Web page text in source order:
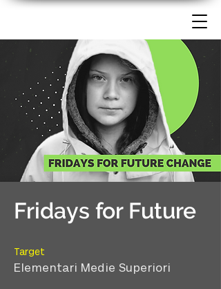
Fridays for Future
Target
Elementari Medie Superiori